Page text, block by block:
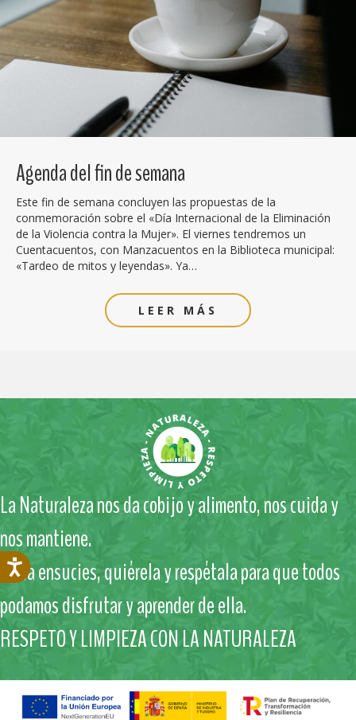
Agenda del fin de semana
Este fin de semana concluyen las propuestas de la
conmemoración sobre el «Día Internacional de la Eliminación
de la Violencia contra la Mujer». El viernes tendremos un
Cuentacuentos, con Manzacuentos en la Biblioteca municipal:
«Tardeo de mitos y leyendas». Ya…
LEER MÁS
La Naturaleza nos da cobijo y alimento, nos cuida y
nos mantiene.
No la ensucies, quiérela y respétala para que todos
podamos disfrutar y aprender de ella.
RESPETO Y LIMPIEZA CON LA NATURALEZA